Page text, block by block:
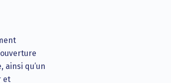
ainsi qu’un
et